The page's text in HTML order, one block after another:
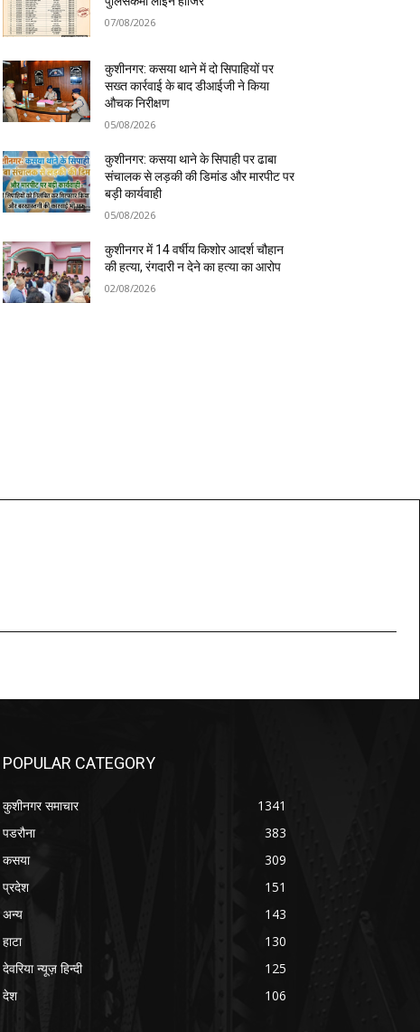
07/08/2026
कुशीनगर: कसया थाने में दो सिपाहियों पर
सख्त कार्रवाई के बाद डीआईजी ने किया
औचक निरीक्षण
05/08/2026
कुशीनगर: कसया थाने के सिपाही पर ढाबा
संचालक से लड़की की डिमांड और मारपीट पर
बड़ी कार्यवाही
05/08/2026
कुशीनगर में 14 वर्षीय किशोर आदर्श चौहान
की हत्या, रंगदारी न देने का हत्या का आरोप
02/08/2026
POPULAR CATEGORY
कुशीनगर समाचार
1341
पडरौना
383
कसया
309
प्रदेश
151
अन्य
143
हाटा
130
देवरिया न्यूज़ हिन्दी
125
देश
106